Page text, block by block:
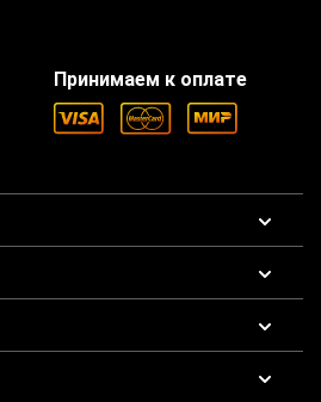
Принимаем к оплате